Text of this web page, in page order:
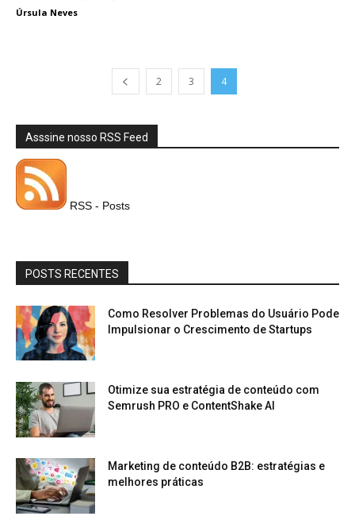
Úrsula Neves
2 3 4
Asssine nosso RSS Feed
RSS - Posts
POSTS RECENTES
Como Resolver Problemas do Usuário Pode
Impulsionar o Crescimento de Startups
Otimize sua estratégia de conteúdo com
Semrush PRO e ContentShake AI
Marketing de conteúdo B2B: estratégias e
melhores práticas